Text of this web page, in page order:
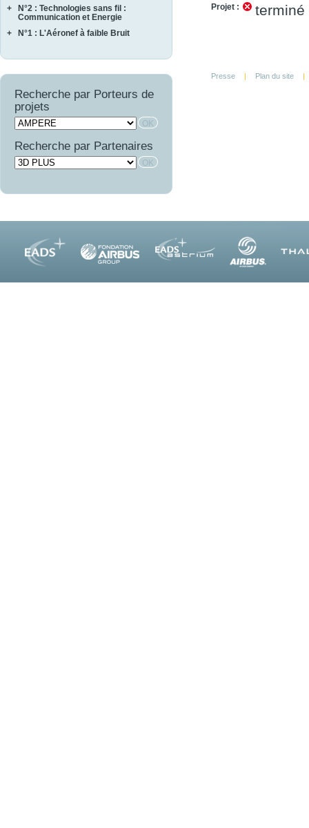
MARAE
NAVIFLOW
SCA2RS
+
N°2 : Technologies sans fil :
Communication et Energie
ASTRAL
FINEST
LIMA
WAVE SUPPLY
+ N°1 : L'Aéronef à faible Bruit
COMBE
OSCAR
Recherche par Porteurs de
projets
Recherche par Partenaires
Projet : terminé
Presse | Plan du site |